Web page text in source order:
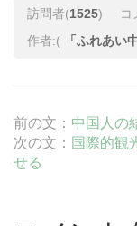
訪問者(1525) コ
作者:( 「ふれあい
前の文： 中国人の
次の文： 国際的観
せる